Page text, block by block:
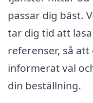
passar dig bäst.
tar dig tid att
referenser, så
informerat val
din beställning.